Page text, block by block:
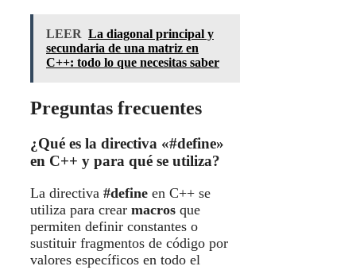
LEER La diagonal principal y
secundaria de una matriz en
C++: todo lo que necesitas saber
Preguntas frecuentes
¿Qué es la directiva «#define»
en C++ y para qué se utiliza?
La directiva #define en C++ se
utiliza para crear macros que
permiten definir constantes o
sustituir fragmentos de código por
valores específicos en todo el